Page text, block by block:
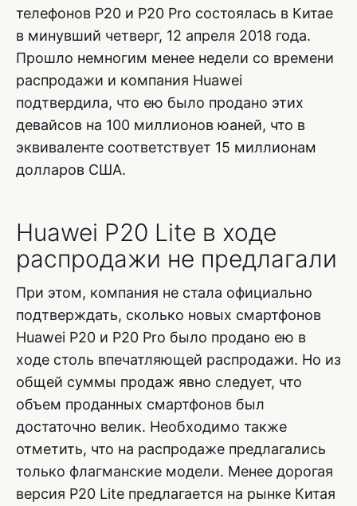
телефонов P20 и P20 Pro состоялась в Китае
в минувший четверг, 12 апреля 2018 года.
Прошло немногим менее недели со времени
распродажи и компания Huawei
подтвердила, что ею было продано этих
девайсов на 100 миллионов юаней, что в
эквиваленте соответствует 15 миллионам
долларов США.
Huawei P20 Lite в ходе
распродажи не предлагали
При этом, компания не стала официально
подтверждать, сколько новых смартфонов
Huawei P20 и P20 Pro было продано ею в
ходе столь впечатляющей распродажи. Но из
общей суммы продаж явно следует, что
объем проданных смартфонов был
достаточно велик. Необходимо также
отметить, что на распродаже предлагались
только флагманские модели. Менее дорогая
версия P20 Lite предлагается на рынке Китая